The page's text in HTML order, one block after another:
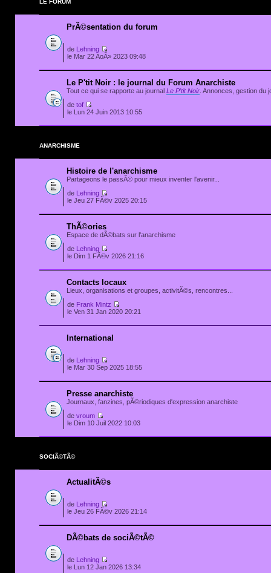
LE FORUM
PrÃ©sentation du forum
de
Lehning
le Mar 22 AoÃ» 2023 09:48
Le P'tit Noir : le journal du Forum Anarchiste
Tout ce qui se rapporte au journal Le P'tit Noir . Annonces, gestion du
de tof
le Lun 24 Juin 2013 10:55
ANARCHISME
Histoire de l'anarchisme
Partageons le passÃ© pour mieux inventer l'avenir...
de
Lehning
le Jeu 27 FÃ©v 2025 20:15
ThÃ©ories
Espace de dÃ©bats sur l'anarchisme
de
Lehning
le Dim 1 FÃ©v 2026 21:16
Contacts locaux
Lieux, organisations et groupes, activitÃ©s, rencontres...
de Frank Mintz
le Ven 31 Jan 2020 20:21
International
de
Lehning
le Mar 30 Sep 2025 18:55
Presse anarchiste
Journaux, fanzines, pÃ©riodiques d'expression anarchiste
de vroum
le Dim 10 Juil 2022 10:03
SOCIÃ©TÃ©
ActualitÃ©s
de
Lehning
le Jeu 26 FÃ©v 2026 21:14
DÃ©bats de sociÃ©tÃ©
de
Lehning
le Lun 12 Jan 2026 13:34